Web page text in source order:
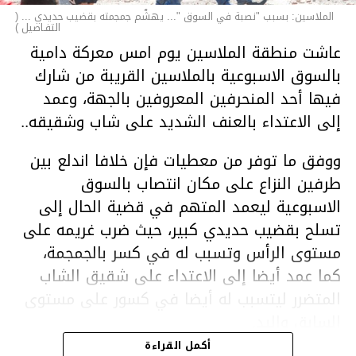
الملاسين: بسبب "نصبة في السوق "... يهشّم جمجمته بقضيب حديدي ... (
التفـاصيل )
عاشت منطقة الملاسين يوم امس معركة دامية
بالسوق الاسبوعية بالملاسين القريبة من شارك
فيها أحد المنحرفين المعروفين بالجهة، وعمد
إلى الاعتداء بالعنف الشديد على شاب وشقيقه..
ووفق ما توفر من معطيات فإن خلافا اندلع بين
طرفين النزاع على مكان انتصاب بالسوق
الاسبوعية ليعمد المتهم في قضية الحال إلى
تسلح بقضيب حديدي كبير، حيث ضرب غريمه على
مستوى الرأس وتسبب له في كسر بالجمجمة،
كما عمد أيضا إلى الاعتداء على شقيق الشاب
المتضرر ليتسبب له أيضا في كسور على مستوى
هذا وقد تمكن أعوان مركز الأمن الوطني بحي
أكمل القراءة